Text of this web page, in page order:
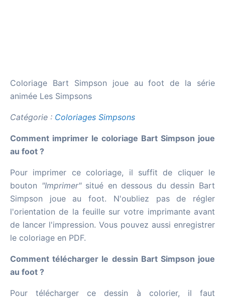
Coloriage Bart Simpson joue au foot de la série
animée Les Simpsons
Catégorie : Coloriages Simpsons
Comment imprimer le coloriage Bart Simpson joue
au foot ?
Pour imprimer ce coloriage, il suffit de cliquer le
bouton "Imprimer"situé en dessous du dessin Bart
Simpson joue au foot. N'oubliez pas de régler
l'orientation de la feuille sur votre imprimante avant
de lancer l'impression. Vous pouvez aussi enregistrer
le coloriage en PDF.
Comment télécharger le dessin Bart Simpson joue
au foot ?
Pour télécharger ce dessin à colorier, il faut